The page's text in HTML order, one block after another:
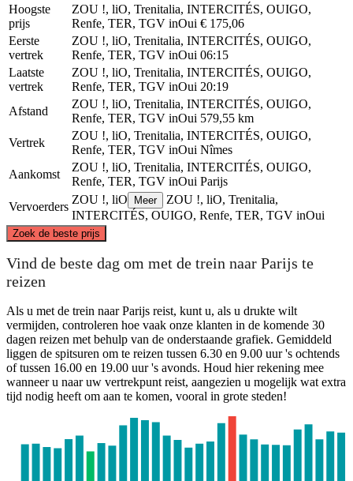
Hoogste
prijs
ZOU !, liO, Trenitalia, INTERCITÉS, OUIGO,
Renfe, TER, TGV inOui € 175,06
Eerste
vertrek
ZOU !, liO, Trenitalia, INTERCITÉS, OUIGO,
Renfe, TER, TGV inOui 06:15
Laatste
vertrek
ZOU !, liO, Trenitalia, INTERCITÉS, OUIGO,
Renfe, TER, TGV inOui 20:19
Afstand
ZOU !, liO, Trenitalia, INTERCITÉS, OUIGO,
Renfe, TER, TGV inOui 579,55 km
Vertrek
ZOU !, liO, Trenitalia, INTERCITÉS, OUIGO,
Renfe, TER, TGV inOui Nîmes
Aankomst
ZOU !, liO, Trenitalia, INTERCITÉS, OUIGO,
Renfe, TER, TGV inOui Parijs
Vervoerders
ZOU !, liO Meer
ZOU !, liO, Trenitalia,
INTERCITÉS, OUIGO, Renfe, TER, TGV inOui
Zoek de beste prijs
©CARTO, ©OpenStreetMapcontributors
Vind de beste dag om met de trein naar Parijs te
reizen
Als u met de trein naar Parijs reist, kunt u, als u drukte wilt
vermijden, controleren hoe vaak onze klanten in de komende 30
dagen reizen met behulp van de onderstaande grafiek. Gemiddeld
liggen de spitsuren om te reizen tussen 6.30 en 9.00 uur 's ochtends
of tussen 16.00 en 19.00 uur 's avonds. Houd hier rekening mee
wanneer u naar uw vertrekpunt reist, aangezien u mogelijk wat extra
tijd nodig heeft om aan te komen, vooral in grote steden!